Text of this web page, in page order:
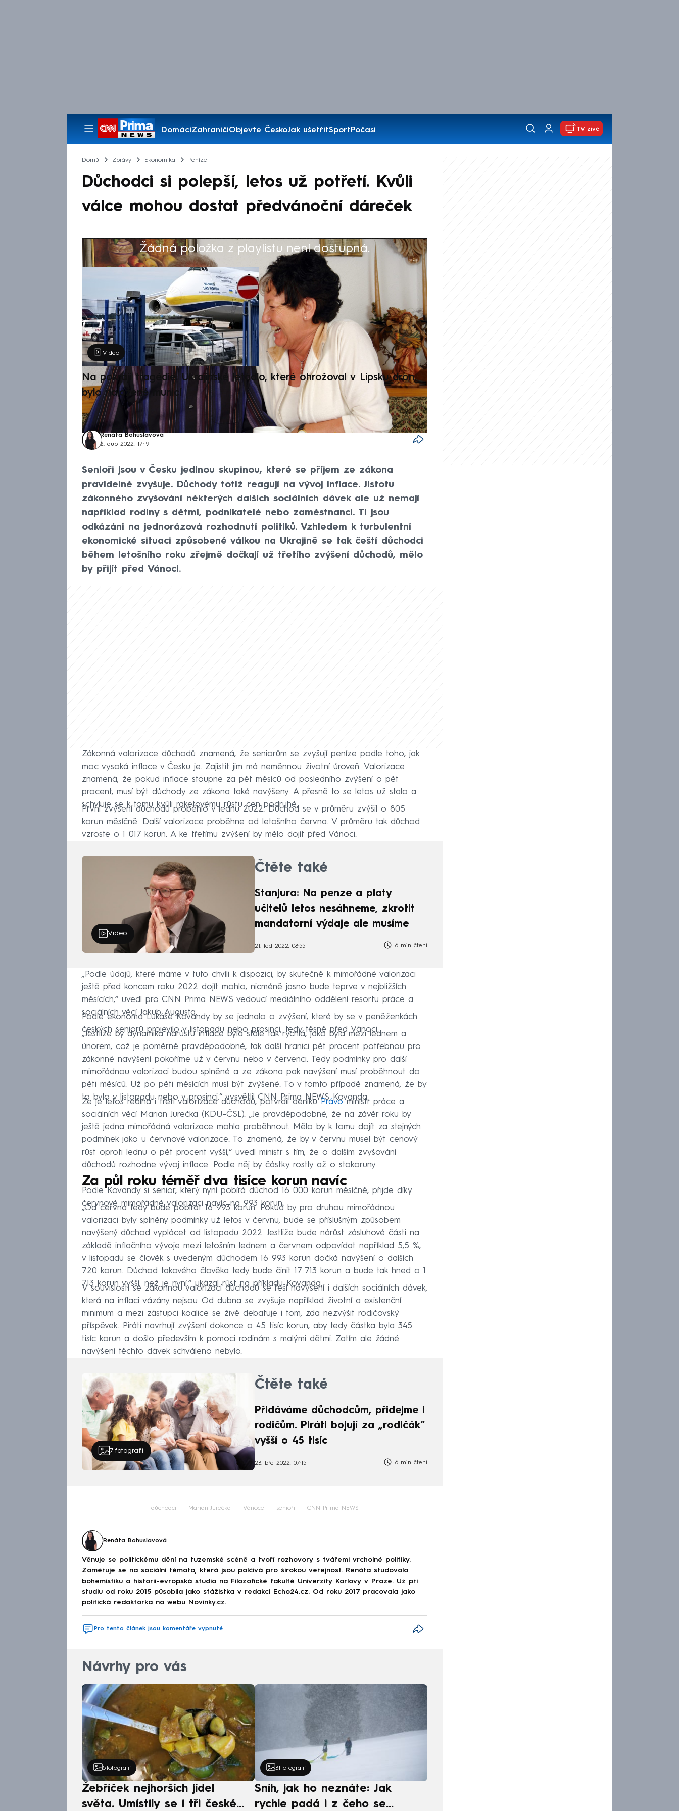
DomácíZahraničíObjevte ČeskoJak ušetřitSportPočasí
Pořady
TV živě
Domů Zprávy Ekonomika Peníze
Důchodci si polepší, letos už potřetí. Kvůli
válce mohou dostat předvánoční dáreček
Žádná položka z playlistu není dostupná.
Výběr redakce
Video
Na pokraji tragédie: Ukrajinské letadlo, které ohrožoval v Lipsku dron,
bylo naložené municí
Renáta Bohuslavová
2. dub 2022, 17:19
Senioři jsou v Česku jedinou skupinou, které se příjem ze zákona
pravidelně zvyšuje. Důchody totiž reagují na vývoj inflace. Jistotu
zákonného zvyšování některých dalších sociálních dávek ale už nemají
například rodiny s dětmi, podnikatelé nebo zaměstnanci. Ti jsou
odkázáni na jednorázová rozhodnutí politiků. Vzhledem k turbulentní
ekonomické situaci způsobené válkou na Ukrajině se tak čeští důchodci
během letošního roku zřejmě dočkají už třetího zvýšení důchodů, mělo
by přijít před Vánoci.
Zákonná valorizace důchodů znamená, že seniorům se zvyšují peníze podle toho, jak
moc vysoká inflace v Česku je. Zajistit jim má neměnnou životní úroveň. Valorizace
znamená, že pokud inflace stoupne za pět měsíců od posledního zvýšení o pět
procent, musí být důchody ze zákona také navýšeny. A přesně to se letos už stalo a
schyluje se k tomu kvůli raketovému růstu cen podruhé.
První zvýšení důchodů proběhlo v lednu 2022. Důchod se v průměru zvýšil o 805
korun měsíčně. Další valorizace proběhne od letošního června. V průměru tak důchod
vzroste o 1 017 korun. A ke třetímu zvýšení by mělo dojít před Vánoci.
Video
Čtěte také
Stanjura: Na penze a platy
učitelů letos nesáhneme, zkrotit
mandatorní výdaje ale musíme
21. led 2022, 08:55 6 min čtení
„Podle údajů, které máme v tuto chvíli k dispozici, by skutečně k mimořádné valorizaci
ještě před koncem roku 2022 dojít mohlo, nicméně jasno bude teprve v nejbližších
měsících,“ uvedl pro CNN Prima NEWS vedoucí mediálního oddělení resortu práce a
sociálních věcí Jakub Augusta.
Podle ekonoma Lukáše Kovandy by se jednalo o zvýšení, které by se v peněženkách
českých seniorů projevilo v listopadu nebo prosinci, tedy těsně před Vánoci.
„Jestliže by dynamika nárůstu inflace byla stále tak rychlá, jako byla mezi lednem a
únorem, což je poměrně pravděpodobné, tak další hranici pět procent potřebnou pro
zákonné navýšení pokoříme už v červnu nebo v červenci. Tedy podmínky pro další
mimořádnou valorizaci budou splněné a ze zákona pak navýšení musí proběhnout do
pěti měsíců. Už po pěti měsících musí být zvýšené. To v tomto případě znamená, že by
to bylo v listopadu nebo v prosinci,“ vysvětlil CNN Prima NEWS Kovanda.
Že je letos reálná i třetí valorizace důchodů, potvrdil deníku Právo ministr práce a
sociálních věcí Marian Jurečka (KDU-ČSL). „Je pravděpodobné, že na závěr roku by
ještě jedna mimořádná valorizace mohla proběhnout. Mělo by k tomu dojít za stejných
podmínek jako u červnové valorizace. To znamená, že by v červnu musel být cenový
růst oproti lednu o pět procent vyšší,“ uvedl ministr s tím, že o dalším zvyšování
důchodů rozhodne vývoj inflace. Podle něj by částky rostly až o stokoruny.
Za půl roku téměř dva tisíce korun navíc
Podle Kovandy si senior, který nyní pobírá důchod 16 000 korun měsíčně, přijde díky
červnové mimořádné valorizaci navíc na 993 korun.
„Od června tedy bude pobírat 16 993 korun. Pokud by pro druhou mimořádnou
valorizaci byly splněny podmínky už letos v červnu, bude se příslušným způsobem
navýšený důchod vyplácet od listopadu 2022. Jestliže bude nárůst zásluhové části na
základě inflačního vývoje mezi letošním lednem a červnem odpovídat například 5,5 %,
v listopadu se člověk s uvedeným důchodem 16 993 korun dočká navýšení o dalších
720 korun. Důchod takového člověka tedy bude činit 17 713 korun a bude tak hned o 1
713 korun vyšší, než je nyní,“ ukázal růst na příkladu Kovanda.
V souvislosti se zákonnou valorizací důchodů se řeší navýšení i dalších sociálních dávek,
která na inflaci vázány nejsou. Od dubna se zvyšuje například životní a existenční
minimum a mezi zástupci koalice se živě debatuje i tom, zda nezvýšit rodičovský
příspěvek. Piráti navrhují zvýšení dokonce o 45 tisíc korun, aby tedy částka byla 345
tisíc korun a došlo především k pomoci rodinám s malými dětmi. Zatím ale žádné
navýšení těchto dávek schváleno nebylo.
7 fotografií
Čtěte také
Přidáváme důchodcům, přidejme i
rodičům. Piráti bojují za „rodičák“
vyšší o 45 tisíc
23. bře 2022, 07:15 6 min čtení
důchodci Marian Jurečka Vánoce senioři CNN Prima NEWS
Renáta Bohuslavová
Věnuje se politickému dění na tuzemské scéně a tvoří rozhovory s tvářemi vrcholné politiky.
Zaměřuje se na sociální témata, která jsou palčivá pro širokou veřejnost. Renáta studovala
bohemistiku a historii-evropská studia na Filozofické fakultě Univerzity Karlovy v Praze. Už při
studiu od roku 2015 působila jako stážistka v redakci Echo24.cz. Od roku 2017 pracovala jako
politická redaktorka na webu Novinky.cz.
Pro tento článek jsou komentáře vypnuté
Návrhy pro vás
5 fotografií
Žebříček nejhorších jídel
světa. Umístily se i tři české
31 fotografií
Sníh, jak ho neznáte: Jak
rychle padá i z čeho se